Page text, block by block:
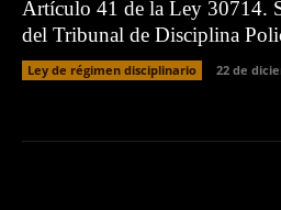
Artículo 41 de la Ley 30714.
del Tribunal de Disciplina
Ley de régimen disciplinario 22 de